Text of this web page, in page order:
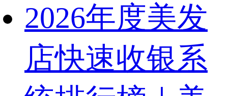
2026年度美发
店快速收银系